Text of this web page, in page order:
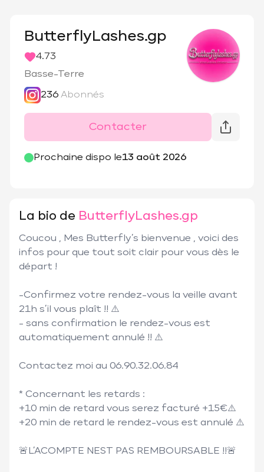
ButterflyLashes.gp
4.73
Basse-Terre
236 Abonnés
Contacter
Prochaine dispo le13 août 2026
@butterfly_lashes.gp
La bio de ButterflyLashes.gp
Coucou , Mes Butterfly’s bienvenue , voici des
infos pour que tout soit clair pour vous dès le
départ !
-Confirmez votre rendez-vous la veille avant
21h s’il vous plaît !! ⚠️
- sans confirmation le rendez-vous est
automatiquement annulé !! ⚠️
Contactez moi au 06.90.32.06.84
* Concernant les retards :
+10 min de retard vous serez facturé +15€⚠️
+20 min de retard le rendez-vous est annulé ⚠️
🚨L’ACOMPTE NEST PAS REMBOURSABLE !!🚨